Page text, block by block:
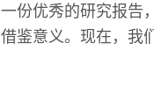
份优秀的研究报告
鉴意义。现在，我